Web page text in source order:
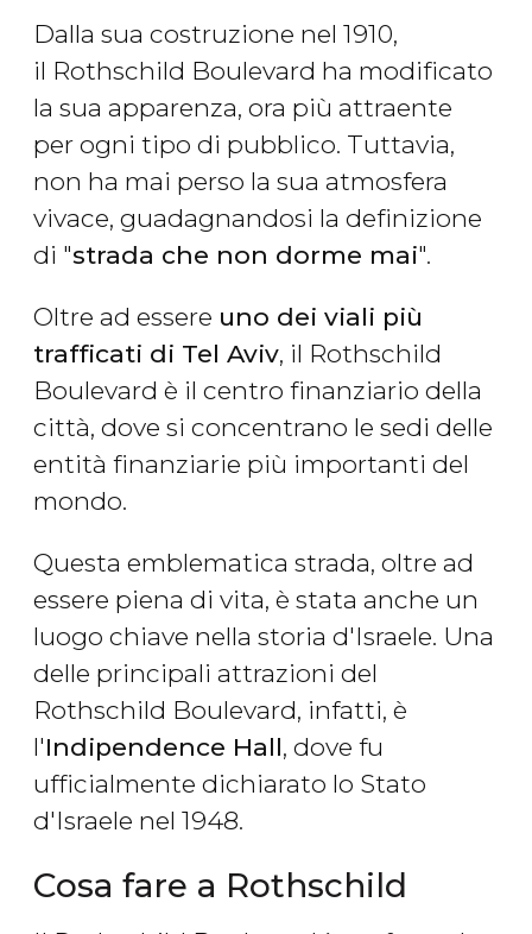
Dalla sua costruzione nel 1910,
il Rothschild Boulevard ha modificato
la sua apparenza, ora più attraente
per ogni tipo di pubblico. Tuttavia,
non ha mai perso la sua atmosfera
vivace, guadagnandosi la definizione
di "strada che non dorme mai".
Oltre ad essere uno dei viali più
trafficati di Tel Aviv, il Rothschild
Boulevard è il centro finanziario della
città, dove si concentrano le sedi delle
entità finanziarie più importanti del
mondo.
Questa emblematica strada, oltre ad
essere piena di vita, è stata anche un
luogo chiave nella storia d'Israele. Una
delle principali attrazioni del
Rothschild Boulevard, infatti, è
l'Indipendence Hall, dove fu
ufficialmente dichiarato lo Stato
d'Israele nel 1948.
Cosa fare a Rothschild